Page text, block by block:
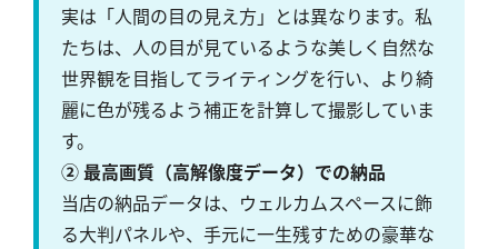
実は「人間の目の見え方」とは異なります。私
たちは、人の目が見ているような美しく自然な
世界観を目指してライティングを行い、より綺
麗に色が残るよう補正を計算して撮影していま
す。
② 最高画質（高解像度データ）での納品
当店の納品データは、ウェルカムスペースに飾
る大判パネルや、手元に一生残すための豪華な